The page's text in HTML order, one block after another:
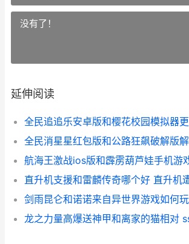
没有了！
延伸阅读
直升机支援和雷麟传奇哪个好 直升机